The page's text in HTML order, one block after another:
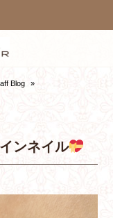
Blog
»
ンネイル